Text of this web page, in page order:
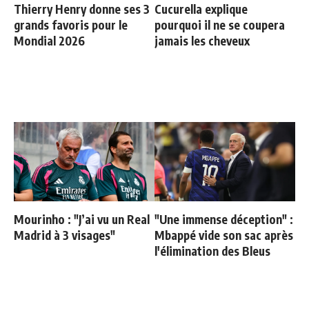
Thierry Henry donne ses 3
grands favoris pour le
Mondial 2026
Cucurella explique
pourquoi il ne se coupera
jamais les cheveux
Mourinho : "J’ai vu un Real
Madrid à 3 visages"
"Une immense déception" :
Mbappé vide son sac après
l'élimination des Bleus